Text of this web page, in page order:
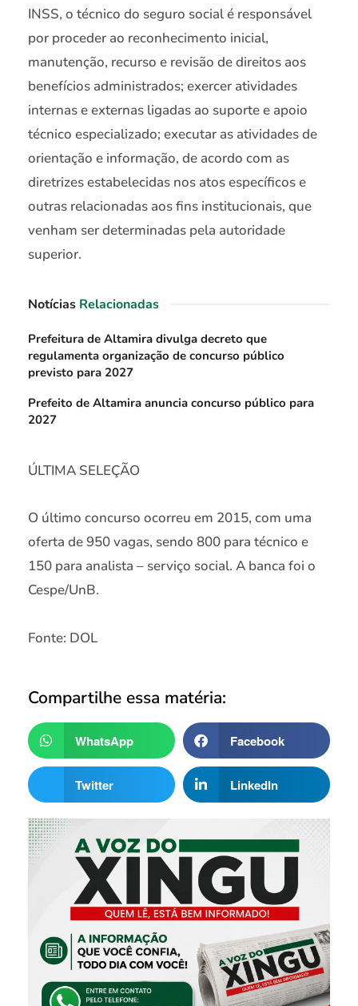
INSS, o técnico do seguro social é responsável
por proceder ao reconhecimento inicial,
manutenção, recurso e revisão de direitos aos
benefícios administrados; exercer atividades
internas e externas ligadas ao suporte e apoio
técnico especializado; executar as atividades de
orientação e informação, de acordo com as
diretrizes estabelecidas nos atos específicos e
outras relacionadas aos fins institucionais, que
venham ser determinadas pela autoridade
superior.
Notícias Relacionadas
Prefeitura de Altamira divulga decreto que
regulamenta organização de concurso público
previsto para 2027
Prefeito de Altamira anuncia concurso público para
2027
ÚLTIMA SELEÇÃO
O último concurso ocorreu em 2015, com uma
oferta de 950 vagas, sendo 800 para técnico e
150 para analista – serviço social. A banca foi o
Cespe/UnB.
Fonte: DOL
Compartilhe essa matéria:
WhatsApp Facebook
Twitter LinkedIn